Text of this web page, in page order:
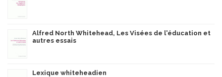
Alfred North Whitehead, Les Visées de l'éducation et
autres essais
Lexique whiteheadien